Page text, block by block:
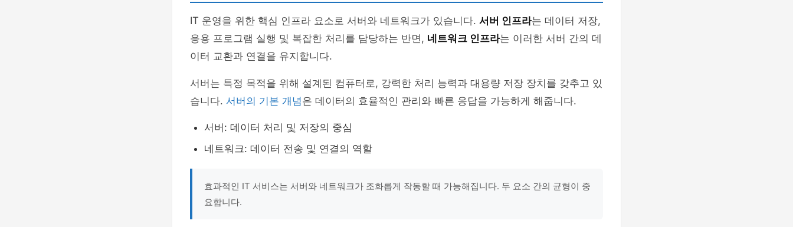
IT 운영을 위한 핵심 인프라 요소로 서버와 네트워크가 있습니다. 서버 인프라는 데이터 저장,
응용 프로그램 실행 및 복잡한 처리를 담당하는 반면, 네트워크 인프라는 이러한 서버 간의 데
이터 교환과 연결을 유지합니다.
서버는 특정 목적을 위해 설계된 컴퓨터로, 강력한 처리 능력과 대용량 저장 장치를 갖추고 있
습니다. 서버의 기본 개념은 데이터의 효율적인 관리와 빠른 응답을 가능하게 해줍니다.
서버: 데이터 처리 및 저장의 중심
네트워크: 데이터 전송 및 연결의 역할
효과적인 IT 서비스는 서버와 네트워크가 조화롭게 작동할 때 가능해집니다. 두 요소 간의 균형이 중
요합니다.